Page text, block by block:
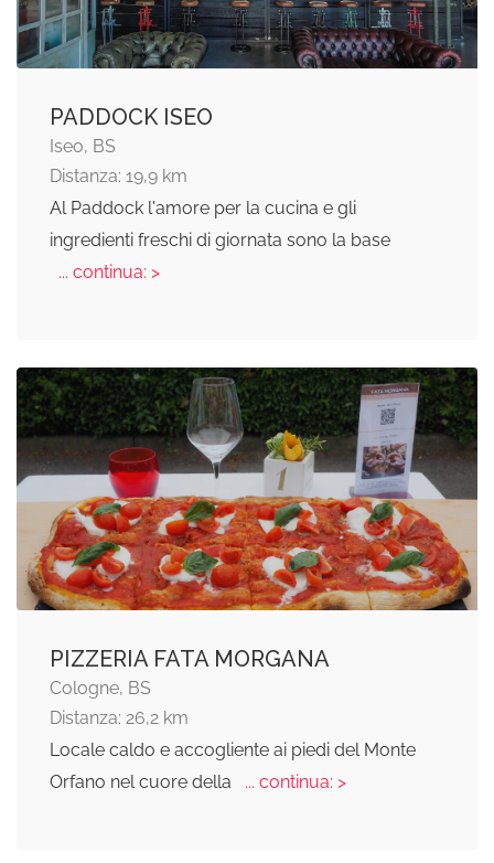
PADDOCK ISEO
Iseo, BS
Distanza: 19,9 km
Al Paddock l'amore per la cucina e gli
ingredienti freschi di giornata sono la base
... continua: >
PIZZERIA FATA MORGANA
Cologne, BS
Distanza: 26,2 km
Locale caldo e accogliente ai piedi del Monte
Orfano nel cuore della
... continua: >